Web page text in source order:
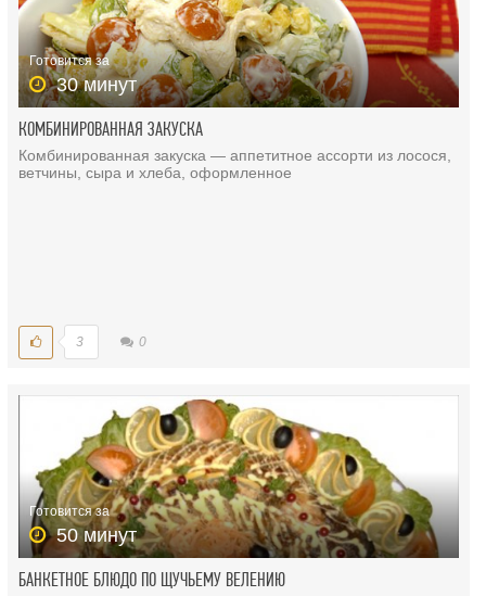
Готовится за
30 минут
КОМБИНИРОВАННАЯ ЗАКУСКА
Комбинированная закуска — аппетитное ассорти из лосося,
ветчины, сыра и хлеба, оформленное
3 0
Готовится за
50 минут
БАНКЕТНОЕ БЛЮДО ПО ЩУЧЬЕМУ ВЕЛЕНИЮ